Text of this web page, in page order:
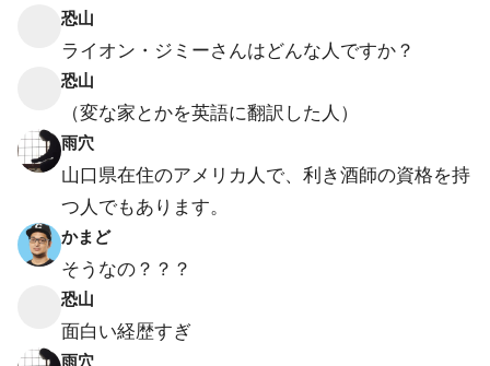
恐山
ライオン・ジミーさんはどんな人ですか？
恐山
（変な家とかを英語に翻訳した人）
雨穴
山口県在住のアメリカ人で、利き酒師の資格を持
つ人でもあります。
かまど
そうなの？？？
恐山
面白い経歴すぎ
雨穴